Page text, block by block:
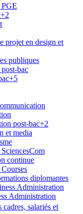
PGE
projet en design et
publiques
bac
post-bac+2
et media
continue
diplomantes
Administration
Administration
salariés et